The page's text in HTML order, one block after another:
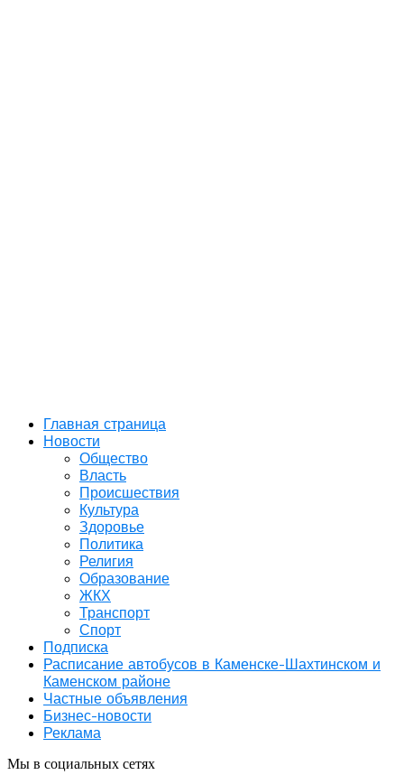
Главная страница
Новости
Общество
Власть
Происшествия
Культура
Здоровье
Политика
Религия
Образование
ЖКХ
Транспорт
Спорт
Подписка
Расписание автобусов в Каменске-Шахтинском и
Каменском районе
Частные объявления
Бизнес-новости
Реклама
Мы в социальных сетях